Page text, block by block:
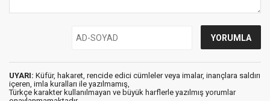
UYARI: Küfür, hakaret, rencide edici cümleler veya imalar, inançlara saldırı
içeren, imla kuralları ile yazılmamış,
Türkçe karakter kullanılmayan ve büyük harflerle yazılmış yorumlar